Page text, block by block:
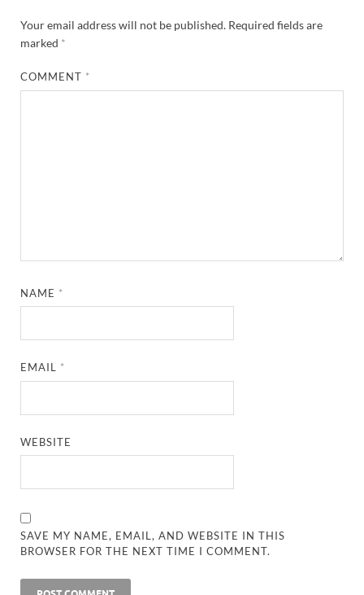
Your email address will not be published. Required fields are
marked *
COMMENT *
NAME *
EMAIL *
WEBSITE
SAVE MY NAME, EMAIL, AND WEBSITE IN THIS
BROWSER FOR THE NEXT TIME I COMMENT.